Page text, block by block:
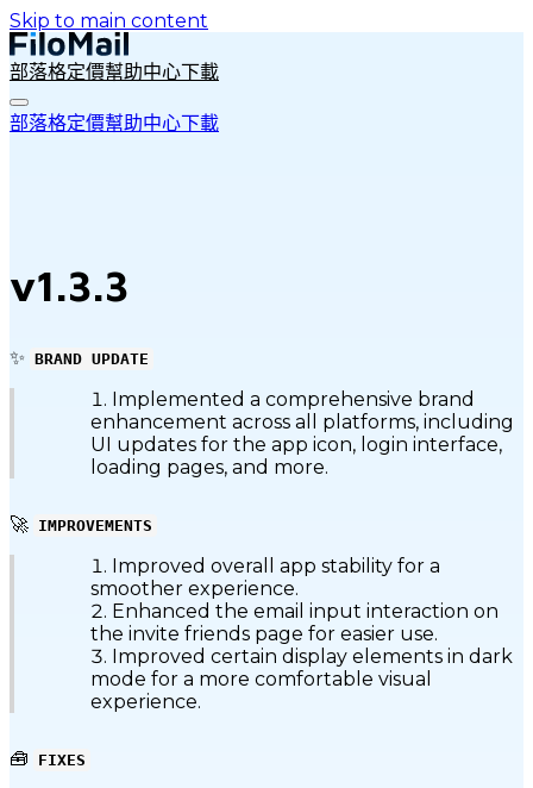
Skip to main content
部落格定價幫助中心下載
部落格定價幫助中心下載
v1.3.3
✨ BRAND UPDATE
Implemented a comprehensive brand
enhancement across all platforms, including
UI updates for the app icon, login interface,
loading pages, and more.
🚀 IMPROVEMENTS
Improved overall app stability for a
smoother experience.
Enhanced the email input interaction on
the invite friends page for easier use.
Improved certain display elements in dark
mode for a more comfortable visual
experience.
🧰 FIXES